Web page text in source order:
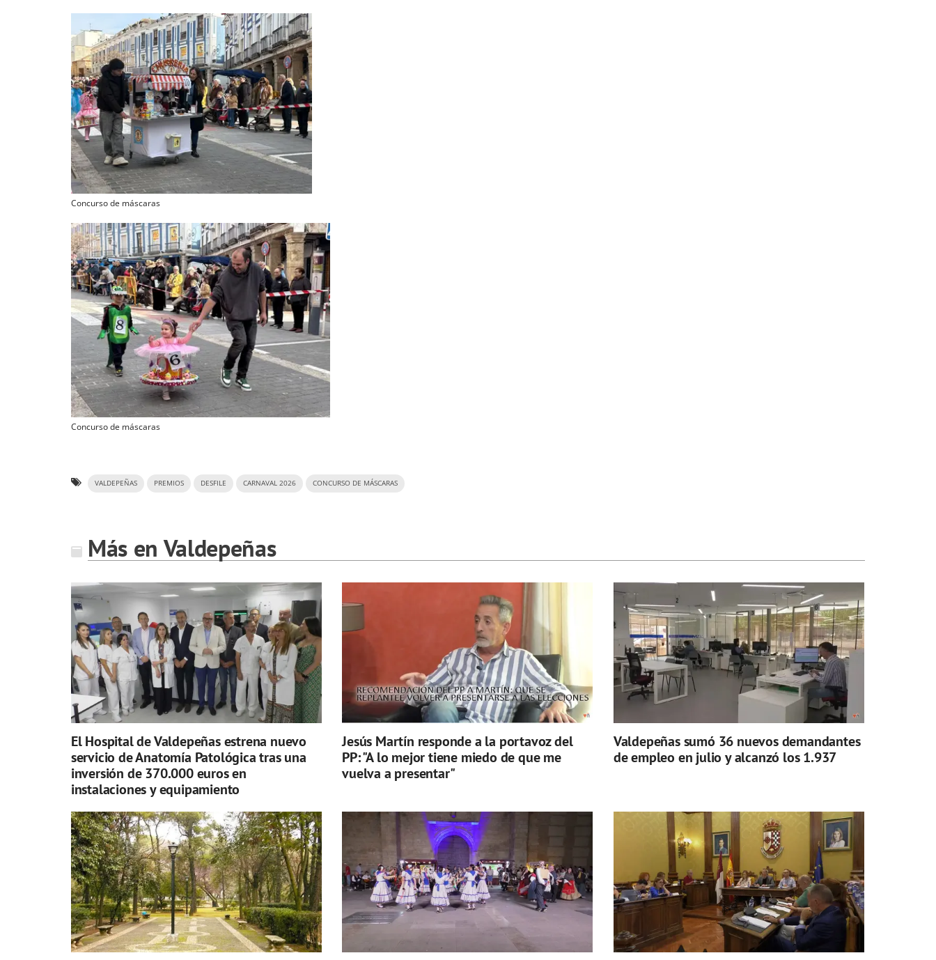
Concurso de máscaras
Concurso de máscaras
VALDEPEÑAS PREMIOS DESFILE CARNAVAL 2026 CONCURSO DE MÁSCARAS
Más en Valdepeñas
El Hospital de Valdepeñas estrena nuevo
servicio de Anatomía Patológica tras una
inversión de 370.000 euros en
instalaciones y equipamiento
Jesús Martín responde a la portavoz del
PP: "A lo mejor tiene miedo de que me
vuelva a presentar"
Valdepeñas sumó 36 nuevos demandantes
de empleo en julio y alcanzó los 1.937